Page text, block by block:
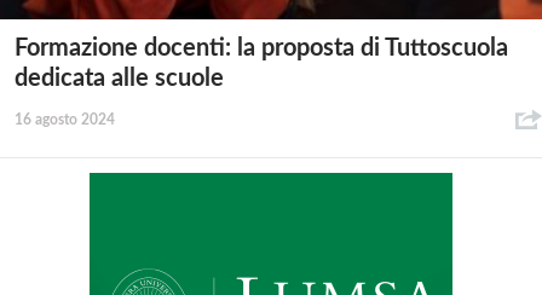
Formazione docenti: la proposta di Tuttoscuola
dedicata alle scuole
16 agosto 2024